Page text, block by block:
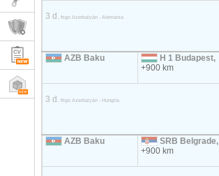
3 d. frigo Azerbaiyán - Alemania
AZB Baku
H 1 Budapest,
+900 km
3 d. frigo Azerbaiyán - Hungría
AZB Baku
SRB Belgrade,
+900 km